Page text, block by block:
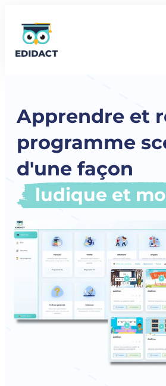
Apprendre et
programme
d'une façon
ludique et